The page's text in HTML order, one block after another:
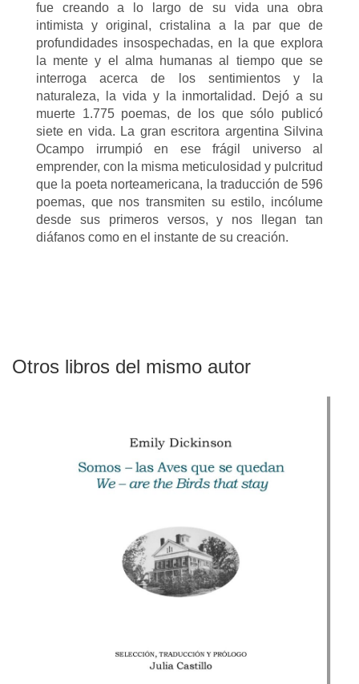
fue creando a lo largo de su vida una obra
intimista y original, cristalina a la par que de
profundidades insospechadas, en la que explora
la mente y el alma humanas al tiempo que se
interroga acerca de los sentimientos y la
naturaleza, la vida y la inmortalidad. Dejó a su
muerte 1.775 poemas, de los que sólo publicó
siete en vida. La gran escritora argentina Silvina
Ocampo irrumpió en ese frágil universo al
emprender, con la misma meticulosidad y pulcritud
que la poeta norteamericana, la traducción de 596
poemas, que nos transmiten su estilo, incólume
desde sus primeros versos, y nos llegan tan
diáfanos como en el instante de su creación.
Otros libros del mismo autor